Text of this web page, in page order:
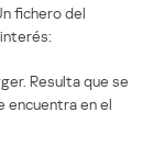
fichero del
Resulta que se
encuentra en el